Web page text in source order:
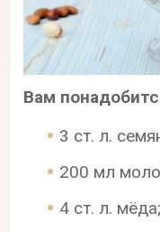
Вам
3 ст. л.
200 мл
4 ст. л. мёда;